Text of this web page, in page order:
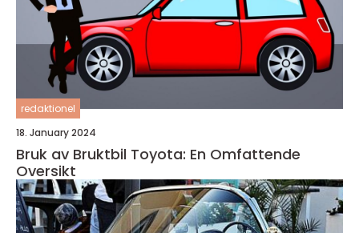
redaktionel
18. January 2024
Bruk av Bruktbil Toyota: En Omfattende
Oversikt